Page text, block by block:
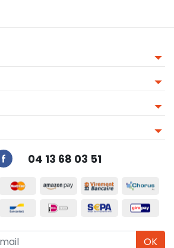
04 13 68 03 51
OK